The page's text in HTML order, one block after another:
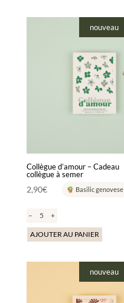
nouveau
Collègue d’amour – Cadeau
collègue à semer
2,90€ Basilic genovese
– +
AJOUTER AU PANIER
nouveau